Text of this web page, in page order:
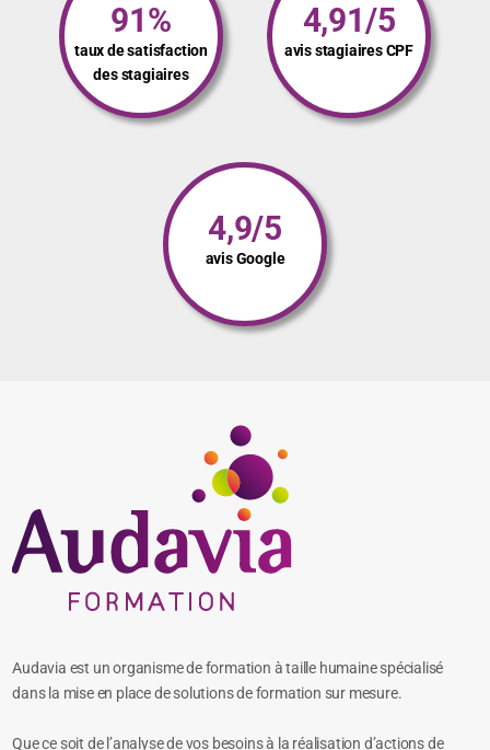
91%
taux de satisfaction
des stagiaires
4,91/5
avis stagiaires CPF
4,9/5
avis Google
Audavia est un organisme de formation à taille humaine spécialisé
dans la mise en place de solutions de formation sur mesure.
Que ce soit de l’analyse de vos besoins à la réalisation d’actions de